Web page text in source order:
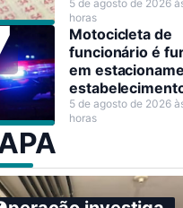
5 de agosto de 2026
horas
Motocicleta de
funcionário é
em
comercial
5 de agosto de 2026
horas